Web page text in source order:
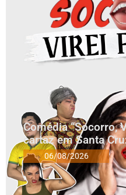
Comédia “Socorro,
cartaz em Santa
06/08/2026